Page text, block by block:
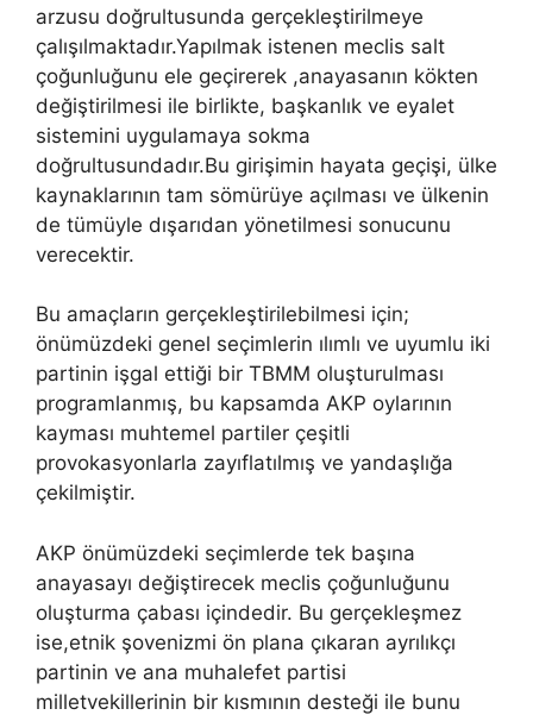
arzusu doğrultusunda gerçekleştirilmeye
çalışılmaktadır.Yapılmak istenen meclis salt
çoğunluğunu ele geçirerek ,anayasanın kökten
değiştirilmesi ile birlikte, başkanlık ve eyalet
sistemini uygulamaya sokma
doğrultusundadır.Bu girişimin hayata geçişi, ülke
kaynaklarının tam sömürüye açılması ve ülkenin
de tümüyle dışarıdan yönetilmesi sonucunu
verecektir.
Bu amaçların gerçekleştirilebilmesi için;
önümüzdeki genel seçimlerin ılımlı ve uyumlu iki
partinin işgal ettiği bir TBMM oluşturulması
programlanmış, bu kapsamda AKP oylarının
kayması muhtemel partiler çeşitli
provokasyonlarla zayıflatılmış ve yandaşlığa
çekilmiştir.
AKP önümüzdeki seçimlerde tek başına
anayasayı değiştirecek meclis çoğunluğunu
oluşturma çabası içindedir. Bu gerçekleşmez
ise,etnik şovenizmi ön plana çıkaran ayrılıkçı
partinin ve ana muhalefet partisi
milletvekillerinin bir kısmının desteği ile bunu